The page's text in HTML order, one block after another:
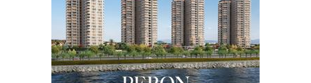
Esat BİNDESEN
Başkan Sekmen’den Erzurum’a
bir vizyon proje daha!
02 Ağustos 2026 Pazar
Kadir SABUNCUOĞLU